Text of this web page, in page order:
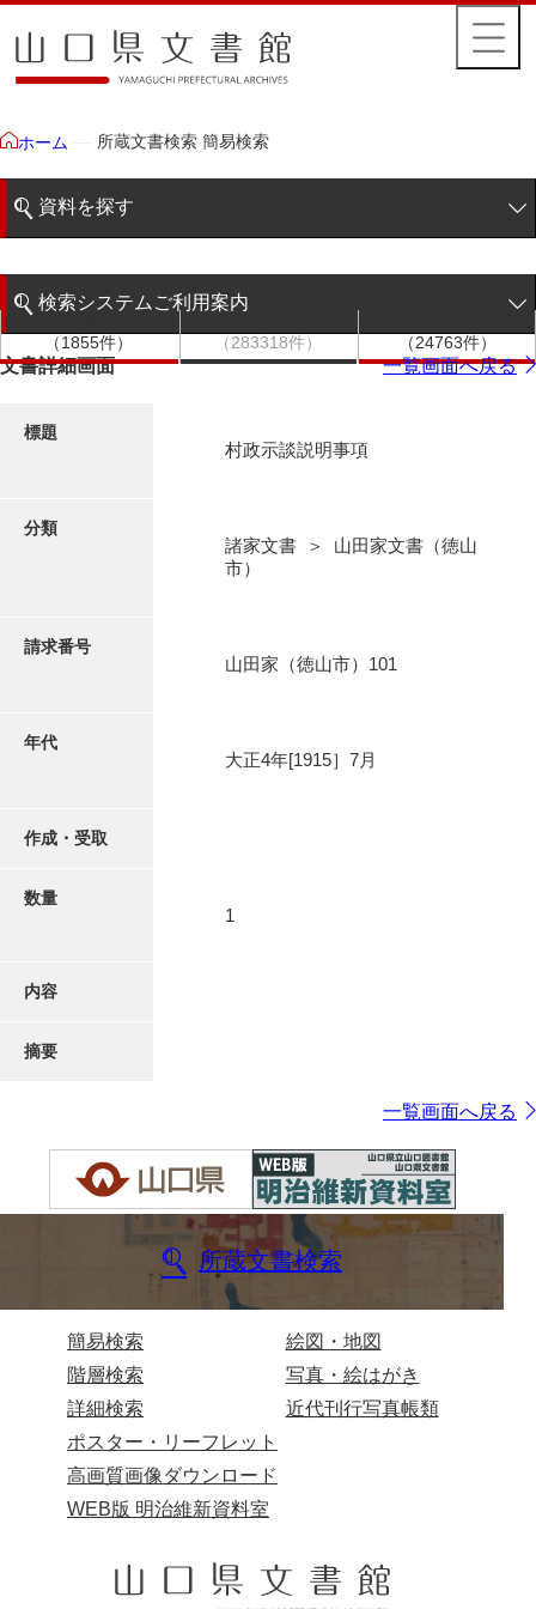
ホーム 所蔵文書検索 簡易検索
資料を探す
階層検索
写真・絵はがき
検索システムご利用案内
検索システムの利用について
（1855件）
（283318件）
（24763件）
文書詳細画面 一覧画面へ戻る
標題
村政示談説明事項
分類
諸家文書 ＞ 山田家文書（徳山
市）
請求番号
山田家（徳山市）101
年代
大正4年[1915］7月
作成・受取
数量
1
内容
摘要
一覧画面へ戻る
所蔵文書検索
簡易検索
階層検索
詳細検索
絵図・地図
写真・絵はがき
近代刊行写真帳類
ポスター・リーフレット
高画質画像ダウンロード
WEB版 明治維新資料室